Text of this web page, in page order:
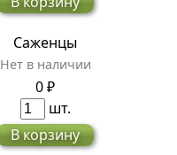
Саженцы
Нет в наличии
0 ₽
шт.
В корзину